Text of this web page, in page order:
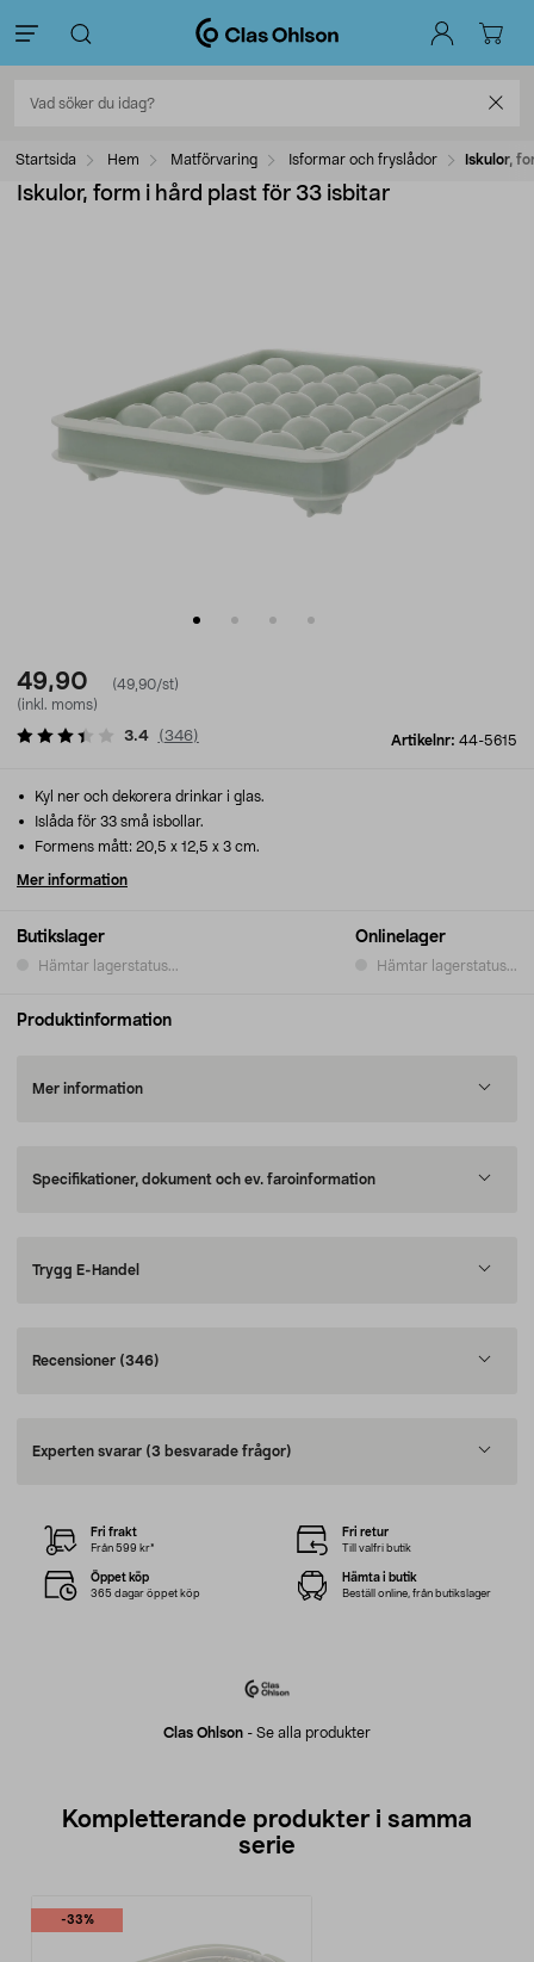
Startsida Hem Matförvaring Isformar och fryslådor Iskulor,
Iskulor, form i hård plast för 33 isbitar
49,90
(49,90/st)
(inkl. moms)
Artikelnr: 44-5615
3.4 (346)
Butikslager
Hämtar lagerstatus...
Onlinelager
Hämtar lagerstatus...
Kyl ner och dekorera drinkar i glas.
Islåda för 33 små isbollar.
Formens mått: 20,5 x 12,5 x 3 cm.
Mer information
Produktinformation
Mer information
Specifikationer, dokument och ev. faroinformation
Trygg E-Handel
Recensioner (346)
Experten svarar (3 besvarade frågor)
Clas Ohlson - Se alla produkter
Fri frakt
Från 599 kr*
Fri retur
Till valfri butik
Öppet köp
365 dagar öppet köp
Hämta i butik
Beställ online, från butikslager
Kompletterande produkter i samma
serie
-33%